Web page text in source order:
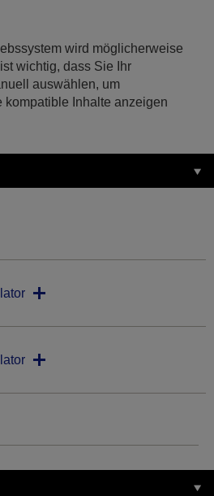
wird möglicherweise
wichtig, dass Sie Ihr
auswählen, um
Inhalte anzeigen